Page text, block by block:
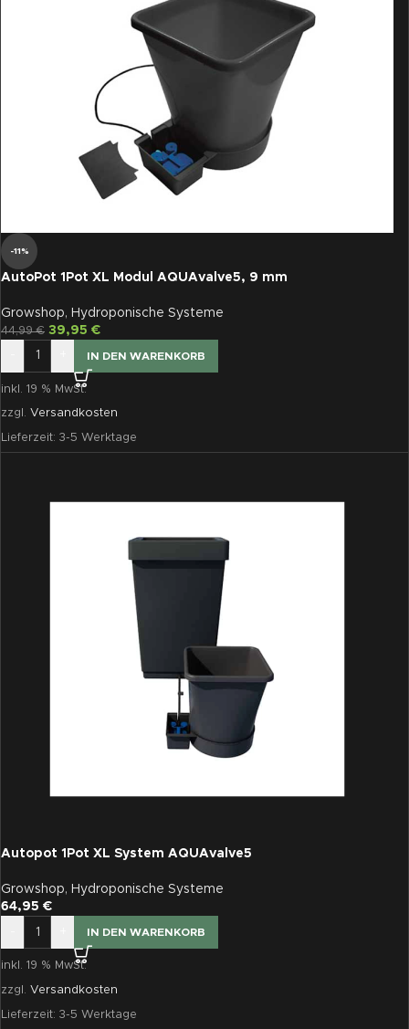
-11%
AutoPot 1Pot XL Modul AQUAvalve5, 9 mm
Growshop, Hydroponische Systeme
44,99€ 39,95 €
IN DEN WARENKORB
inkl. 19 % MwSt.
zzgl. Versandkosten
Lieferzeit: 3-5 Werktage
Autopot 1Pot XL System AQUAvalve5
Growshop, Hydroponische Systeme
64,95 €
IN DEN WARENKORB
inkl. 19 % MwSt.
zzgl. Versandkosten
Lieferzeit: 3-5 Werktage